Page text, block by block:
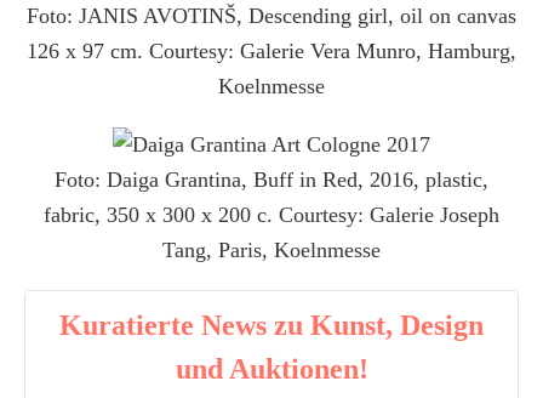
Foto: JANIS AVOTINŠ, Descending girl, oil on canvas
126 x 97 cm. Courtesy: Galerie Vera Munro, Hamburg,
Koelnmesse
Foto: Daiga Grantina, Buff in Red, 2016, plastic,
fabric, 350 x 300 x 200 c. Courtesy: Galerie Joseph
Tang, Paris, Koelnmesse